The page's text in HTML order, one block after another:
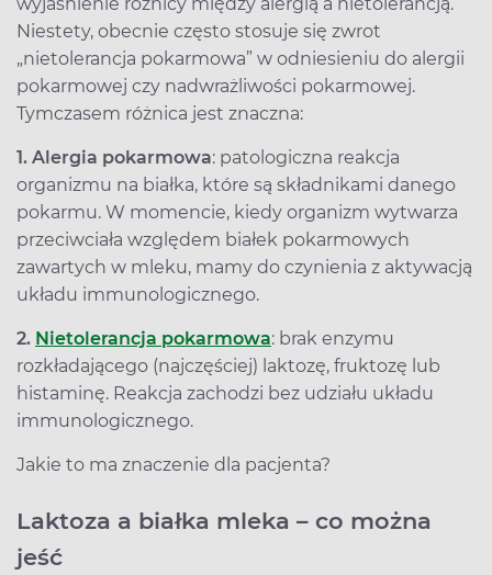
Niestety, obecnie często stosuje się zwrot
„nietolerancja pokarmowa” w odniesieniu do alergii
pokarmowej czy nadwrażliwości pokarmowej.
Tymczasem różnica jest znaczna:
1. Alergia pokarmowa: patologiczna reakcja
organizmu na białka, które są składnikami danego
pokarmu. W momencie, kiedy organizm wytwarza
przeciwciała względem białek pokarmowych
zawartych w mleku, mamy do czynienia z aktywacją
układu immunologicznego.
2. Nietolerancja pokarmowa: brak enzymu
rozkładającego (najczęściej) laktozę, fruktozę lub
histaminę. Reakcja zachodzi bez udziału układu
immunologicznego.
Jakie to ma znaczenie dla pacjenta?
Laktoza a białka mleka – co można
jeść